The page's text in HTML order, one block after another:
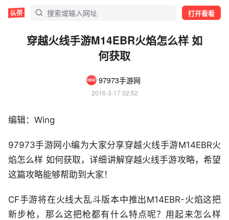
打开看看
穿越火线手游M14EBR火焰怎么样 如
何获取
97973手游网
2016-3-17 02:52
编辑：Wing
97973手游网小编为大家分享穿越火线手游M14EBR火
焰怎么样 如何获取，详细讲解穿越火线手游攻略，希望
这篇攻略能够帮助到大家！
CF手游将在火线大乱斗版本中推出M14EBR-火焰这把
新步枪，那么这把枪都有什么特点呢？用起来怎么样